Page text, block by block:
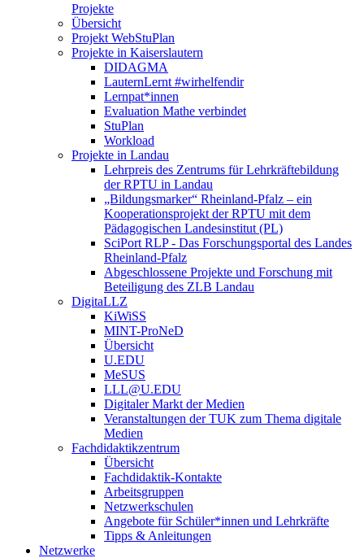
Projekte
Übersicht
Projekt WebStuPlan
Projekte in Kaiserslautern
DIDAGMA
LauternLernt #wirhelfendir
Lernpat*innen
Evaluation Mathe verbindet
StuPlan
Workload
Projekte in Landau
Lehrpreis des Zentrums für Lehrkräftebildung
der RPTU in Landau
„Bildungsmarker“ Rheinland-Pfalz – ein
Kooperationsprojekt der RPTU mit dem
Pädagogischen Landesinstitut (PL)
SciPort RLP - Das Forschungsportal des Landes
Rheinland-Pfalz
Abgeschlossene Projekte und Forschung mit
Beteiligung des ZLB Landau
DigitaLLZ
KiWiSS
MINT-ProNeD
Übersicht
U.EDU
MeSUS
LLL@U.EDU
Digitaler Markt der Medien
Veranstaltungen der TUK zum Thema digitale
Medien
Fachdidaktikzentrum
Übersicht
Fachdidaktik-Kontakte
Arbeitsgruppen
Netzwerkschulen
Angebote für Schüler*innen und Lehrkräfte
Tipps & Anleitungen
Netzwerke